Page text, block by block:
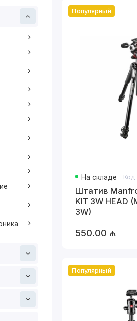
Популярный
На складе
Штатив
KIT 3W HEAD
3W)
550.00 ₼
Популярный